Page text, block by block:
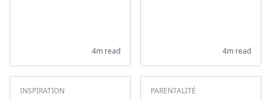
4m read 4m read
INSPIRATION
PARENTALITÉ